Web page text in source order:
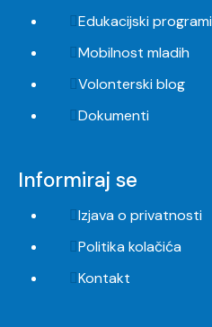
Edukacijski programi
Mobilnost mladih
Volonterski blog
Dokumenti
Informiraj se
Izjava o privatnosti
Politika kolačića
Kontakt